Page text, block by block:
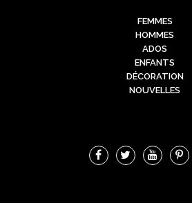
FEMMES
HOMMES
ADOS
ENFANTS
DÉCORATION
NOUVELLES